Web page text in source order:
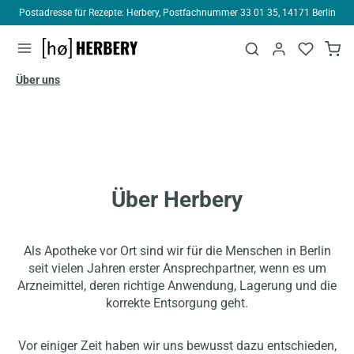
springen
Postadresse für Rezepte: Herbery, Postfachnummer 33 01 35, 14171 Berlin
Über uns
Über Herbery
Als Apotheke vor Ort sind wir für die Menschen in Berlin
seit vielen Jahren erster Ansprechpartner, wenn es um
Arzneimittel, deren richtige Anwendung, Lagerung und die
korrekte Entsorgung geht.
Vor einiger Zeit haben wir uns bewusst dazu entschieden,